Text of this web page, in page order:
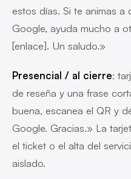
estos días. Si te animas a
Google, ayuda mucho a
[enlace]. Un saludo.»
Presencial / al cierre:
de reseña y una frase
buena, escanea el QR y
Google. Gracias.» La
el ticket o el alta del
aislado.